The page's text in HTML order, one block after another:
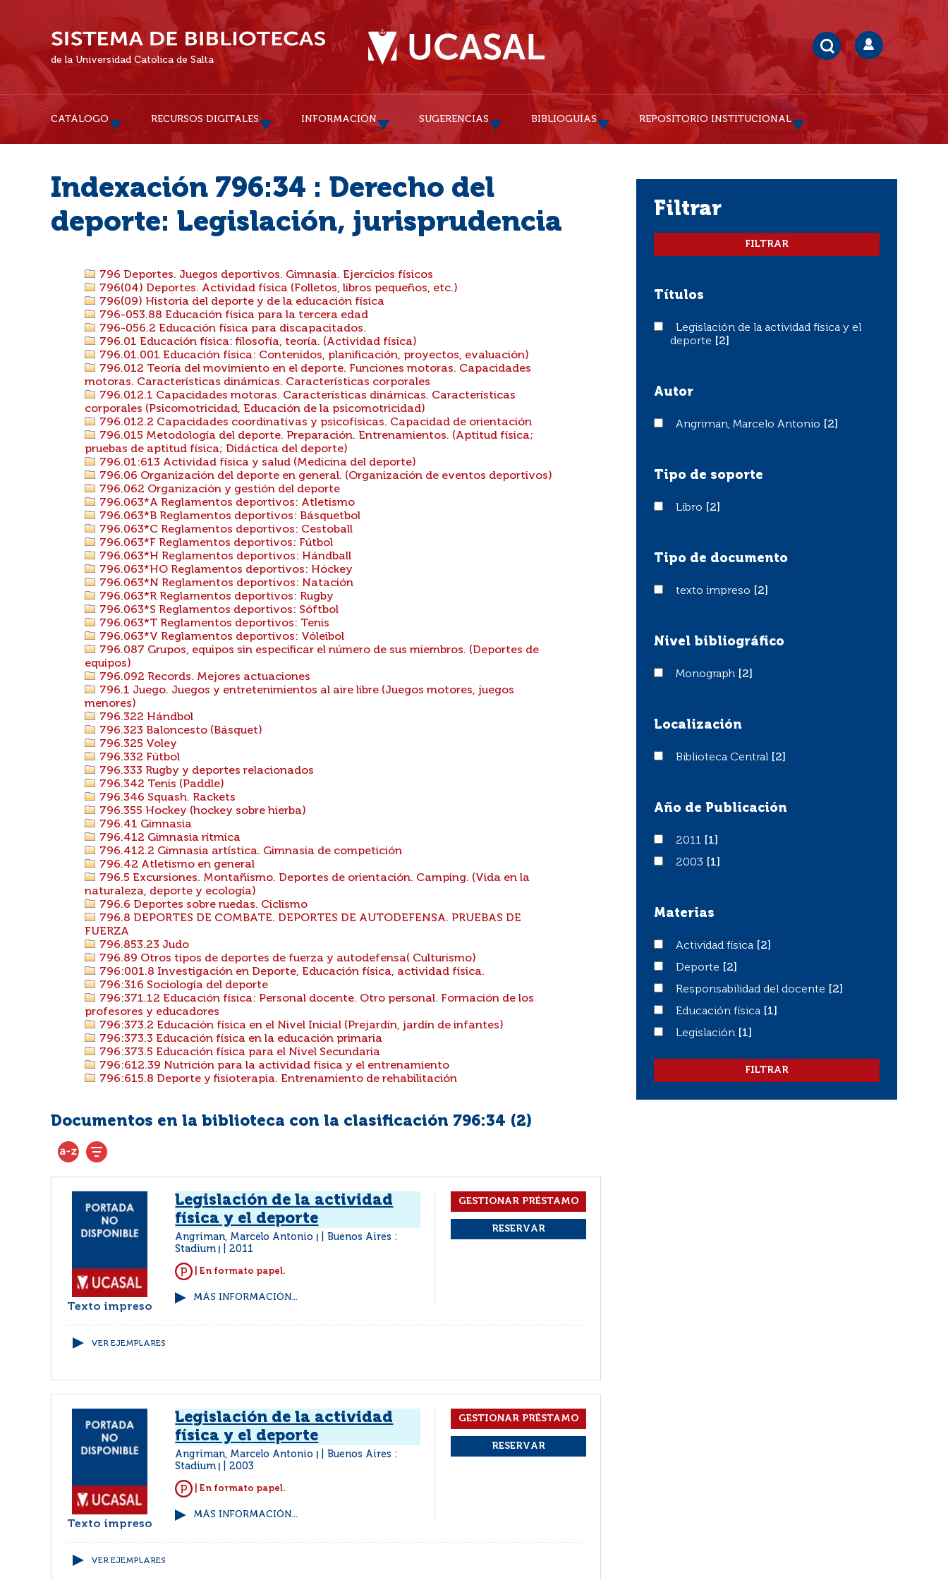
de la Universidad Católica de Salta
CATÁLOGO RECURSOS DIGITALES INFORMACIÓN SUGERENCIAS BIBLIOGUÍAS REPOSITORIO INSTITUCIONAL
Indexación 796:34 : Derecho del
deporte: Legislación, jurisprudencia
796 Deportes. Juegos deportivos. Gimnasia. Ejercicios físicos
796(04) Deportes. Actividad física (Folletos, libros pequeños, etc.)
796(09) Historia del deporte y de la educación física
796-053.88 Educación física para la tercera edad
796-056.2 Educación física para discapacitados.
796.01 Educación física: filosofía, teoría. (Actividad física)
796.01.001 Educación física: Contenidos, planificación, proyectos, evaluación)
796.012 Teoría del movimiento en el deporte. Funciones motoras. Capacidades
motoras. Características dinámicas. Características corporales
796.012.1 Capacidades motoras. Características dinámicas. Características
corporales (Psicomotricidad, Educación de la psicomotricidad)
796.012.2 Capacidades coordinativas y psicofísicas. Capacidad de orientación
796.015 Metodología del deporte. Preparación. Entrenamientos. (Aptitud física;
pruebas de aptitud física; Didáctica del deporte)
796.01:613 Actividad física y salud (Medicina del deporte)
796.06 Organización del deporte en general. (Organización de eventos deportivos)
796.062 Organización y gestión del deporte
796.063*A Reglamentos deportivos: Atletismo
796.063*B Reglamentos deportivos: Básquetbol
796.063*C Reglamentos deportivos: Cestoball
796.063*F Reglamentos deportivos: Fútbol
796.063*H Reglamentos deportivos: Hándball
796.063*HO Reglamentos deportivos: Hóckey
796.063*N Reglamentos deportivos: Natación
796.063*R Reglamentos deportivos: Rugby
796.063*S Reglamentos deportivos: Sóftbol
796.063*T Reglamentos deportivos: Tenis
796.063*V Reglamentos deportivos: Vóleibol
796.087 Grupos, equipos sin especificar el número de sus miembros. (Deportes de
equipos)
796.092 Records. Mejores actuaciones
796.1 Juego. Juegos y entretenimientos al aire libre (Juegos motores, juegos
menores)
796.322 Hándbol
796.323 Baloncesto (Básquet)
796.325 Voley
796.332 Fútbol
796.333 Rugby y deportes relacionados
796.342 Tenis (Paddle)
796.346 Squash. Rackets
796.355 Hockey (hockey sobre hierba)
796.41 Gimnasia
796.412 Gimnasia rítmica
796.412.2 Gimnasia artística. Gimnasia de competición
796.42 Atletismo en general
796.5 Excursiones. Montañismo. Deportes de orientación. Camping. (Vida en la
naturaleza, deporte y ecología)
796.6 Deportes sobre ruedas. Ciclismo
796.8 DEPORTES DE COMBATE. DEPORTES DE AUTODEFENSA. PRUEBAS DE
FUERZA
796.853.23 Judo
796.89 Otros tipos de deportes de fuerza y autodefensa( Culturismo)
796:001.8 Investigación en Deporte, Educación física, actividad física.
796:316 Sociología del deporte
796:371.12 Educación física: Personal docente. Otro personal. Formación de los
profesores y educadores
796:373.2 Educación física en el Nivel Inicial (Prejardín, jardín de infantes)
796:373.3 Educación física en la educación primaria
796:373.5 Educación física para el Nivel Secundaria
796:612.39 Nutrición para la actividad física y el entrenamiento
796:615.8 Deporte y fisioterapia. Entrenamiento de rehabilitación
Documentos en la biblioteca con la clasificación 796:34 (2)
Texto impreso
Legislación de la actividad
física y el deporte
Angriman, Marcelo Antonio
Buenos Aires :
Stadium
2011
| En formato papel.
MÁS INFORMACIÓN...
VER EJEMPLARES
Texto impreso
Legislación de la actividad
física y el deporte
Angriman, Marcelo Antonio
Buenos Aires :
Stadium
2003
| En formato papel.
MÁS INFORMACIÓN...
VER EJEMPLARES
filtrar
Títulos
Legislación de la actividad física y el deporte
Legislación de la actividad física y el
deporte
[2]
Autor
Angriman, Marcelo Antonio
Angriman, Marcelo Antonio [2]
Tipo de soporte
LibroLibro [2]
Tipo de documento
texto impreso
texto impreso [2]
Nivel bibliográfico
Monograph
Monograph [2]
Localización
Biblioteca Central
Biblioteca Central [2]
Año de Publicación
20112011
[1]
20032003 [1]
Materias
Actividad física
Actividad física
[2]
DeporteDeporte
[2]
Responsabilidad del docente
Responsabilidad del docente
[2]
Educación física
Educación física
[1]
Legislación
Legislación [1]